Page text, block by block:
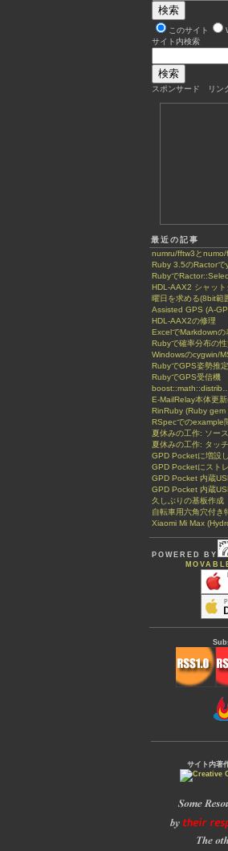
このサイト
サイト内検索
スポンサード リン
最近の記事
numru/fftw3とnumo/
Ruby 3.5のRactorで
Rubyで
HDL-AAX2 シャット
曜日を求める(8bit範
Assisted GPS (A-
HDL-AAX2の修理
ExcelでMarkdownの
Rubyで確率分布の
Windowsのcygwin/
RubyでGPS姿勢推定
RubyでGPS受信機
boost::math::distrib…
E-MailRelay本体更新
RinRuby (Ruby gem
RSpecでのexample
夏休みの工作: ソー
夏休みの工作: タッ
GPD Pocketに増設
GPD Pocketにスト
GPD Pocket 内蔵
GPD Pocket 内蔵
久しぶりの基板作成
自転車用六角穴付き
Xiaomi Mi Max
POWERED BY
サイト内著